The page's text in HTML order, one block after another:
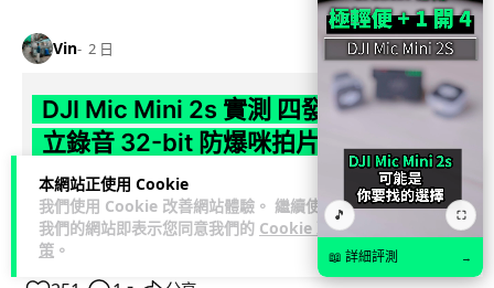
本網站正使用 Cookie
我們使用 Cookie 改善網站體驗。 繼續使用
我們的網站即表示您同意我們的 Cookie 政
策 。
Vin 2 日
DJI Mic Mini 2s 實測 四發一收同步獨
立錄音 32-bit 防爆咪拍片必備
DJI 最新推出的 Mic Mini 2s 無線咪支援「四發一收」分軌錄
音，並首度下放 32-bit Float 浮點內錄功能。本文經實測其...
閱讀全文
🎵 ⛶
📖 詳細評測 →